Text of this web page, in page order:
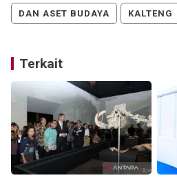
DAN ASET BUDAYA KALTENG
Terkait